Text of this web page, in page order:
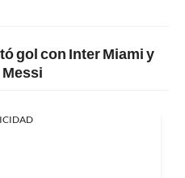
gol con Inter Miami y